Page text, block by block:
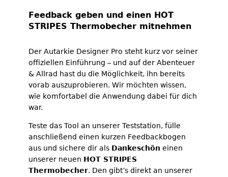
Feedback geben und einen HOT
STRIPES Thermobecher mitnehmen
Der Autarkie Designer Pro steht kurz vor seiner
offiziellen Einführung – und auf der Abenteuer
& Allrad hast du die Möglichkeit, ihn bereits
vorab auszuprobieren. Wir möchten wissen,
wie komfortabel die Anwendung dabei für dich
war.
Teste das Tool an unserer Teststation, fülle
anschließend einen kurzen Feedbackbogen
aus und sichere dir als Dankeschön einen
unserer neuen HOT STRIPES
Thermobecher. Den gibt’s direkt an unserer